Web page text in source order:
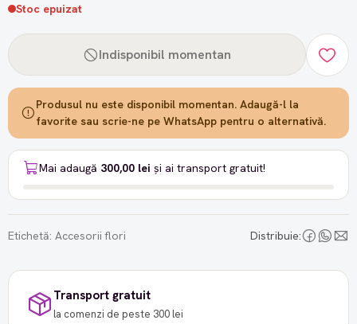
Stoc epuizat
Indisponibil momentan
Produsul nu este disponibil momentan. Adaugă-l la
favorite sau scrie-ne pe WhatsApp pentru o alternativă.
Mai adaugă 300,00 lei și ai transport gratuit!
Etichetă: Accesorii flori Distribuie:
Transport gratuit
la comenzi de peste 300 lei